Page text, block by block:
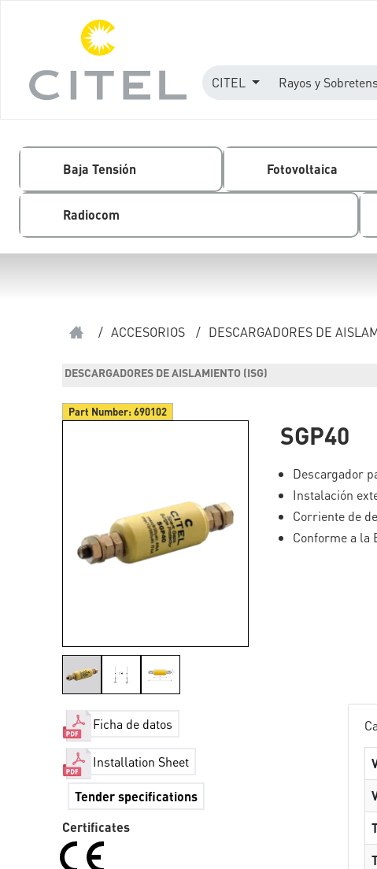
CITEL Rayos y
Baja Tensión Fotovoltaica
Radiocom
/ ACCESORIOS / DESCARGADORES DE
DESCARGADORES DE AISLAMIENTO (ISG)
Part Number:690102
SGP40
Descargador
Instalación
Corriente de
Conforme a la
Ficha de datos
Installation Sheet
Tender specifications
Certificates